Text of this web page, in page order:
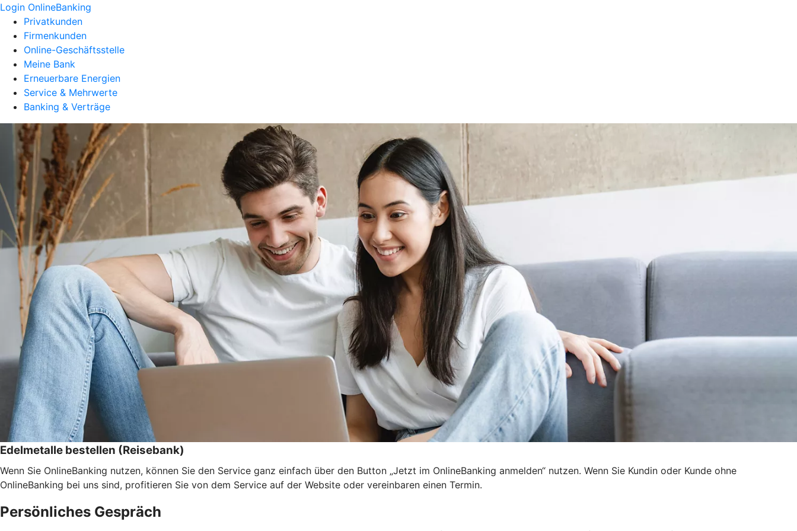
Login OnlineBanking
Privatkunden
Firmenkunden
Online-Geschäftsstelle
Meine Bank
Erneuerbare Energien
Service & Mehrwerte
Banking & Verträge
Edelmetalle bestellen (Reisebank)
Wenn Sie OnlineBanking nutzen, können Sie den Service ganz einfach über den Button „Jetzt im OnlineBanking anmelden“ nutzen. Wenn Sie Kundin oder Kunde ohne
OnlineBanking bei uns sind, profitieren Sie von dem Service auf der Website oder vereinbaren einen Termin.
Persönliches Gespräch